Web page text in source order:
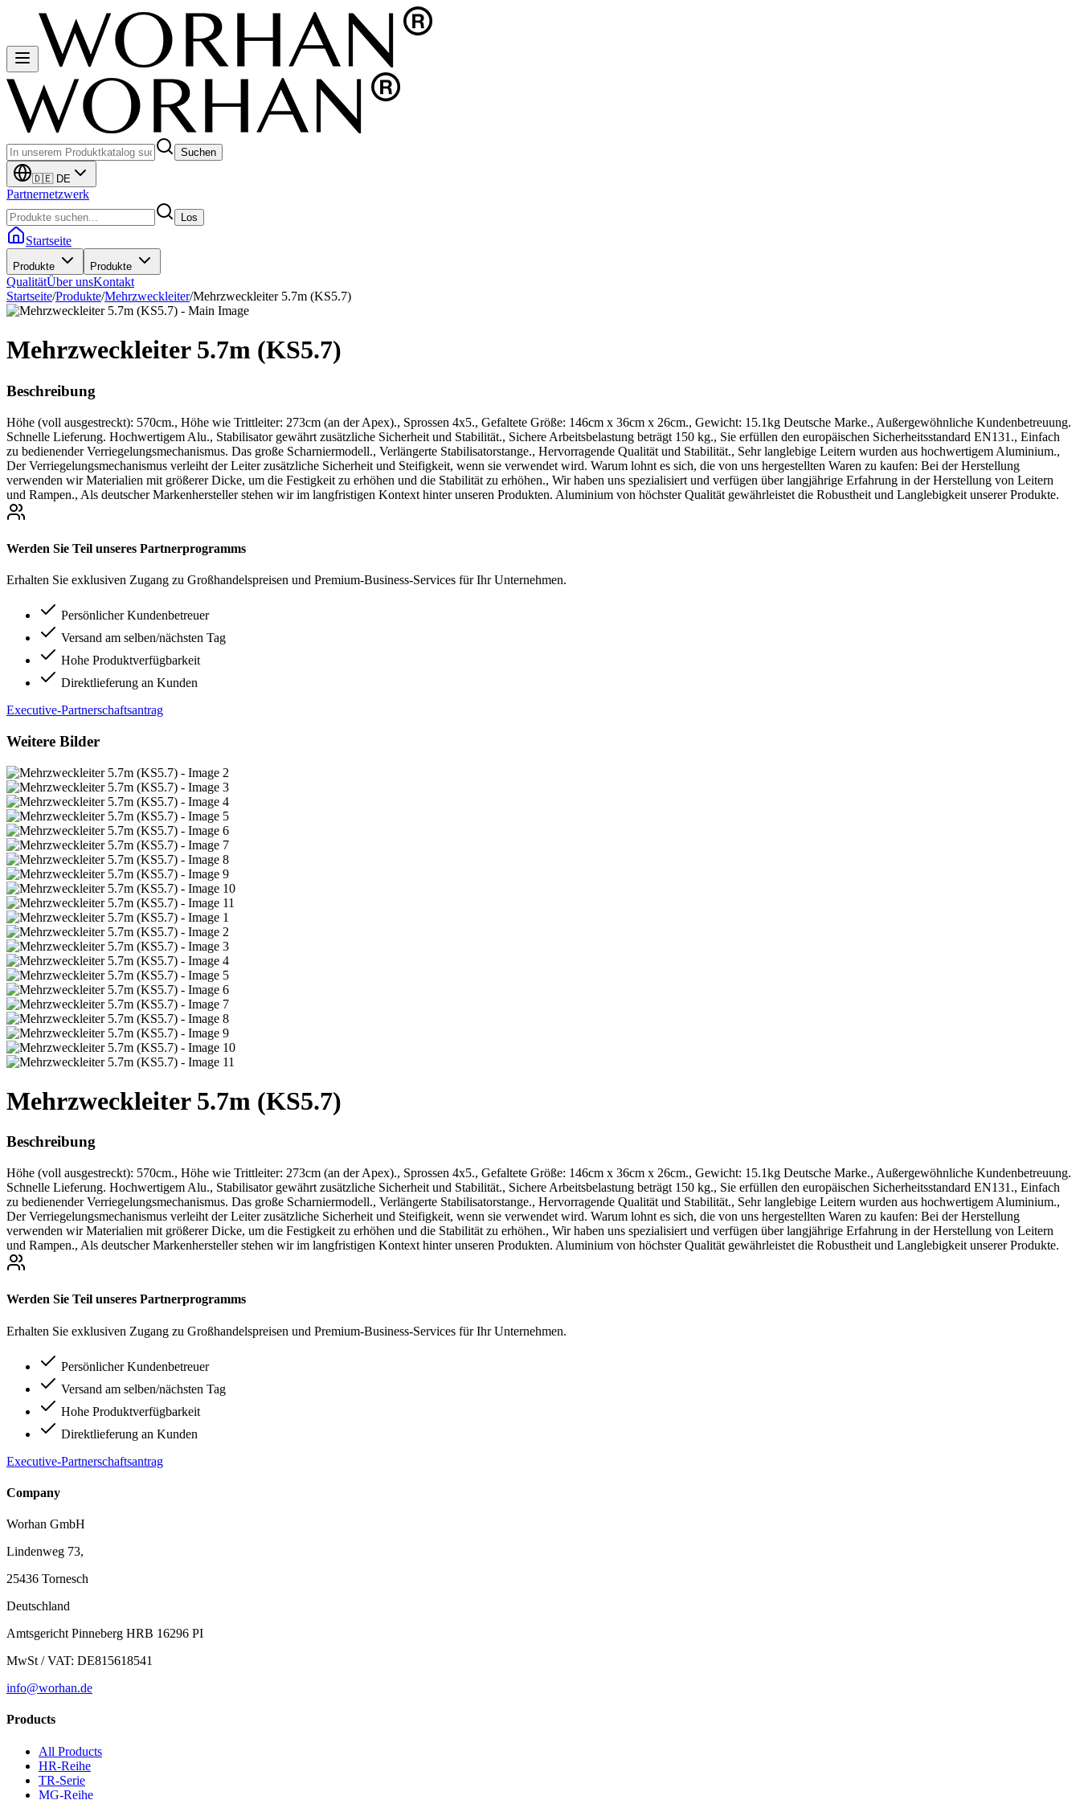
Suchen
🇩🇪 DE
Partnernetzwerk
Los
Startseite
Produkte Produkte
QualitätÜber unsKontakt
Startseite/Produkte/Mehrzweckleiter/Mehrzweckleiter 5.7m (KS5.7)
Mehrzweckleiter 5.7m (KS5.7)
Beschreibung
Höhe (voll ausgestreckt): 570cm., Höhe wie Trittleiter: 273cm (an der Apex)., Sprossen 4x5., Gefaltete Größe: 146cm x 36cm x 26cm., Gewicht: 15.1kg Deutsche Marke., Außergewöhnliche Kundenbetreuung.
Schnelle Lieferung. Hochwertigem Alu., Stabilisator gewährt zusätzliche Sicherheit und Stabilität., Sichere Arbeitsbelastung beträgt 150 kg., Sie erfüllen den europäischen Sicherheitsstandard EN131., Einfach
zu bedienender Verriegelungsmechanismus. Das große Scharniermodell., Verlängerte Stabilisatorstange., Hervorragende Qualität und Stabilität., Sehr langlebige Leitern wurden aus hochwertigem Aluminium.,
Der Verriegelungsmechanismus verleiht der Leiter zusätzliche Sicherheit und Steifigkeit, wenn sie verwendet wird. Warum lohnt es sich, die von uns hergestellten Waren zu kaufen: Bei der Herstellung
verwenden wir Materialien mit größerer Dicke, um die Festigkeit zu erhöhen und die Stabilität zu erhöhen., Wir haben uns spezialisiert und verfügen über langjährige Erfahrung in der Herstellung von Leitern
und Rampen., Als deutscher Markenhersteller stehen wir im langfristigen Kontext hinter unseren Produkten. Aluminium von höchster Qualität gewährleistet die Robustheit und Langlebigkeit unserer Produkte.
Werden Sie Teil unseres Partnerprogramms
Erhalten Sie exklusiven Zugang zu Großhandelspreisen und Premium-Business-Services für Ihr Unternehmen.
Persönlicher Kundenbetreuer
Versand am selben/nächsten Tag
Hohe Produktverfügbarkeit
Direktlieferung an Kunden
Executive-Partnerschaftsantrag
Weitere Bilder
Mehrzweckleiter 5.7m (KS5.7)
Beschreibung
Höhe (voll ausgestreckt): 570cm., Höhe wie Trittleiter: 273cm (an der Apex)., Sprossen 4x5., Gefaltete Größe: 146cm x 36cm x 26cm., Gewicht: 15.1kg Deutsche Marke., Außergewöhnliche Kundenbetreuung.
Schnelle Lieferung. Hochwertigem Alu., Stabilisator gewährt zusätzliche Sicherheit und Stabilität., Sichere Arbeitsbelastung beträgt 150 kg., Sie erfüllen den europäischen Sicherheitsstandard EN131., Einfach
zu bedienender Verriegelungsmechanismus. Das große Scharniermodell., Verlängerte Stabilisatorstange., Hervorragende Qualität und Stabilität., Sehr langlebige Leitern wurden aus hochwertigem Aluminium.,
Der Verriegelungsmechanismus verleiht der Leiter zusätzliche Sicherheit und Steifigkeit, wenn sie verwendet wird. Warum lohnt es sich, die von uns hergestellten Waren zu kaufen: Bei der Herstellung
verwenden wir Materialien mit größerer Dicke, um die Festigkeit zu erhöhen und die Stabilität zu erhöhen., Wir haben uns spezialisiert und verfügen über langjährige Erfahrung in der Herstellung von Leitern
und Rampen., Als deutscher Markenhersteller stehen wir im langfristigen Kontext hinter unseren Produkten. Aluminium von höchster Qualität gewährleistet die Robustheit und Langlebigkeit unserer Produkte.
Werden Sie Teil unseres Partnerprogramms
Erhalten Sie exklusiven Zugang zu Großhandelspreisen und Premium-Business-Services für Ihr Unternehmen.
Persönlicher Kundenbetreuer
Versand am selben/nächsten Tag
Hohe Produktverfügbarkeit
Direktlieferung an Kunden
Executive-Partnerschaftsantrag
Company
Worhan GmbH
Lindenweg 73,
25436 Tornesch
Deutschland
Amtsgericht Pinneberg HRB 16296 PI
MwSt / VAT: DE815618541
info@worhan.de
Products
All Products
HR-Reihe
TR-Serie
MG-Reihe